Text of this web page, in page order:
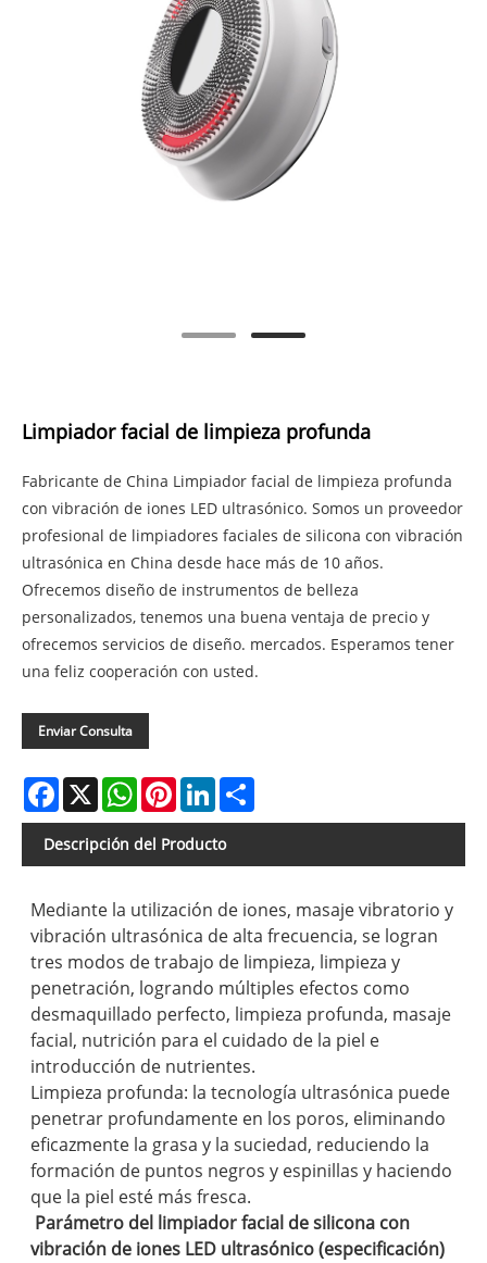
Limpiador facial de limpieza profunda
Fabricante de China Limpiador facial de limpieza profunda
con vibración de iones LED ultrasónico. Somos un proveedor
profesional de limpiadores faciales de silicona con vibración
ultrasónica en China desde hace más de 10 años.
Ofrecemos diseño de instrumentos de belleza
personalizados, tenemos una buena ventaja de precio y
ofrecemos servicios de diseño. mercados. Esperamos tener
una feliz cooperación con usted.
Enviar Consulta
Facebook
X WhatsAppPinterestLinkedIn
Descripción del Producto
Mediante la utilización de iones, masaje vibratorio y
vibración ultrasónica de alta frecuencia, se logran
tres modos de trabajo de limpieza, limpieza y
penetración, logrando múltiples efectos como
desmaquillado perfecto, limpieza profunda, masaje
facial, nutrición para el cuidado de la piel e
introducción de nutrientes.
Limpieza profunda: la tecnología ultrasónica puede
penetrar profundamente en los poros, eliminando
eficazmente la grasa y la suciedad, reduciendo la
formación de puntos negros y espinillas y haciendo
que la piel esté más fresca. ‌
Parámetro del limpiador facial de silicona con
vibración de iones LED ultrasónico (especificación)